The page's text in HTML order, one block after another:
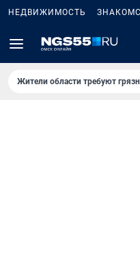
НЕДВИЖИМОСТЬ
Жители области требуют